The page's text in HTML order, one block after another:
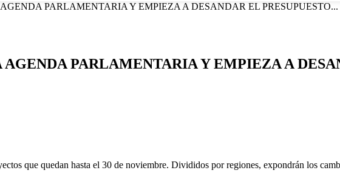
PARLAMENTARIA Y EMPIEZA A DESANDAR EL PRESUPUESTO...
PARLAMENTARIA Y EMPIEZA A
que quedan hasta el 30 de noviembre. Divididos por regiones, expondrán los